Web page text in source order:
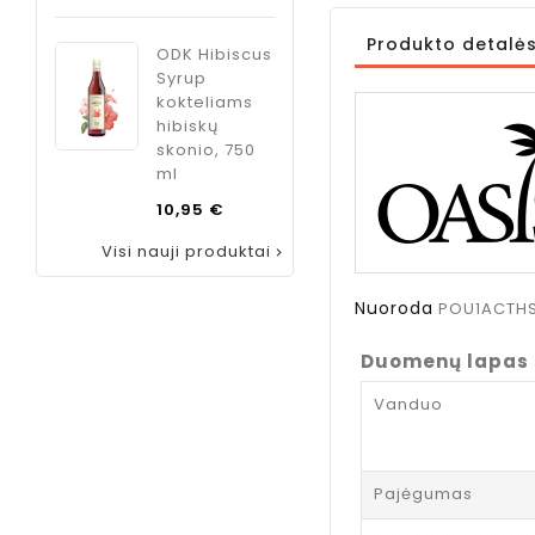
ODK Hibiscus
Syrup
kokteliams
hibiskų
skonio, 750
ml
10,95 €
Visi nauji produktai 
Produkto detalės
Nuoroda
Duomenų lapas
Vanduo
Pajėgumas